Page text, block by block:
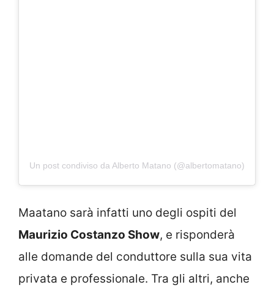
Un post condiviso da Alberto Matano (@albertomatano)
Maatano sarà infatti uno degli ospiti del
Maurizio Costanzo Show, e risponderà
alle domande del conduttore sulla sua vita
privata e professionale. Tra gli altri, anche